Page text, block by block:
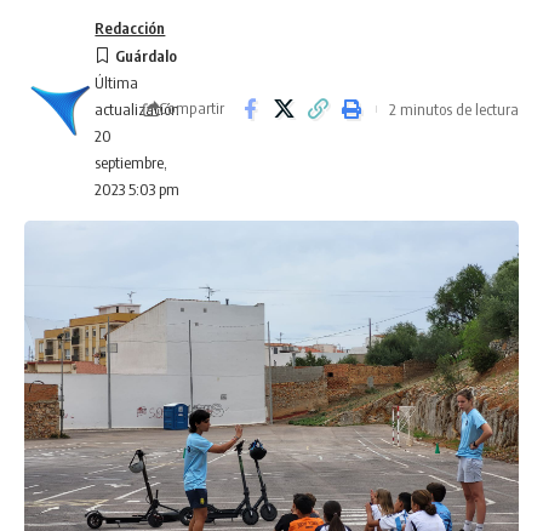
Última
actualización
20
septiembre,
2023 5:03 pm
Redacción
Compartir 2 minutos de lectura